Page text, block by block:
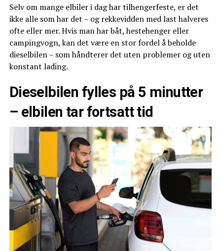
Selv om mange elbiler i dag har tilhengerfeste, er det
ikke alle som har det – og rekkevidden med last halveres
ofte eller mer. Hvis man har båt, hestehenger eller
campingvogn, kan det være en stor fordel å beholde
dieselbilen – som håndterer det uten problemer og uten
konstant lading.
Dieselbilen fylles på 5 minutter
– elbilen tar fortsatt tid